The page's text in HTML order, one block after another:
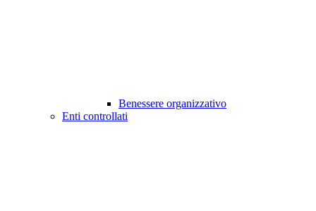
Benessere organizzativo
Enti controllati